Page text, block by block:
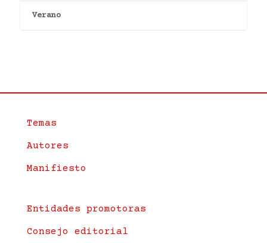
Verano
Temas
Autores
Manifiesto
Entidades promotoras
Consejo editorial